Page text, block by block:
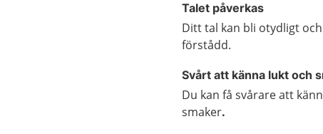
Talet påverkas
Ditt tal kan bli otydligt
förstådd.
Svårt att känna lukt och
Du kan få svårare att
smaker.